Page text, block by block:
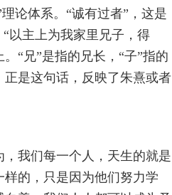
论体系。“诚有过者”，这是
以主上为我家里兄子，得
“兄”是指的兄长，“子”指的
是这句话，反映了朱熹或者
我们每一个人，天生的就是
的，只是因为他们努力学